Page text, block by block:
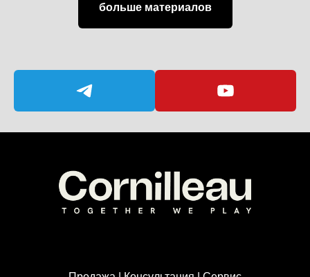
больше материалов